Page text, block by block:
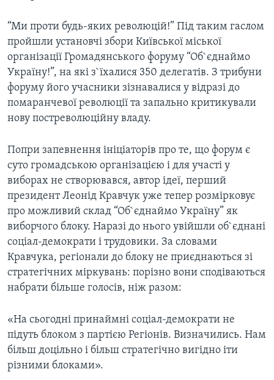
ЕКОНОМІКА
ІСТОРІЇ УСПІХУ УКРАЇНЦІВ
ТЕЛЕПРОГРАМИ
ЧАС-TIME
БРИФІНГ ГОЛОСУ АМЕРИКИ
СТУДІЯ ВАШИНГТОН
ВІКНО В АМЕРИКУ
ПОГЛЯД З ВАШИНГТОНА
ENGLISH
Learning English
МИ В СОЦМЕРЕЖАХ
Мови
“Ми проти будь-яких революцій!” Під таким гаслом
пройшли установчі збори Київської міської
організації Громадянського форуму “Об`єднаймо
Україну!”, на які з`їхалися 350 делегатів. З трибуни
форуму його учасники зізнавалися у відразі до
помаранчевої революції та запально критикували
нову постреволюційну владу.
Попри запевнення ініціаторів про те, що форум є
суто громадською організацією і для участі у
виборах не створювався, автор ідеї, перший
президент Леонід Кравчук уже тепер розмірковує
про можливий склад “Об`єднаймо Україну” як
виборчого блоку. Наразі до нього увійшли об`єднані
соціал-демократи і трудовики. За словами
Кравчука, регіонали до блоку не приєднаються зі
стратегічних міркувань: порізно вони сподіваються
набрати більше голосів, ніж разом:
«На сьогодні принаймні соціал-демократи не
підуть блоком з партією Регіонів. Визначились. Нам
більш доцільно і більш стратегічно вигідно іти
різними блоками».